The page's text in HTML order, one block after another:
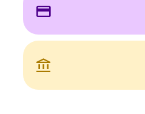
payment
account_balance